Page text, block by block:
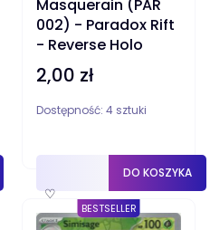
Masquerain (PAR
002) - Paradox Rift
- Reverse Holo
Cena
2,00 zł
Dostępność: 4 sztuki
♡
DO KOSZYKA
BESTSELLER